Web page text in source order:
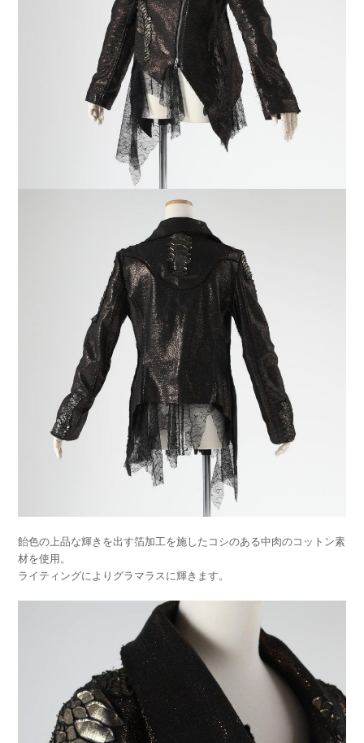
飴色の上品な輝きを出す箔加工を施したコシのある中肉のコットン素
材を使用。
ライティングによりグラマラスに輝きます。